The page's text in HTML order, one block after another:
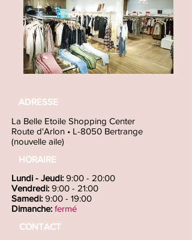
ADRESSE
La Belle Etoile Shopping Center
Route d'Arlon • L-8050 Bertrange
(nouvelle aile)
HORAIRE
Lundi - Jeudi: 9:00 - 20:00
Vendredi: 9:00 - 21:00
Samedi: 9:00 - 19:00
Dimanche: fermé
CONTACT